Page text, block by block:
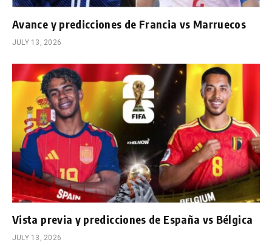
Avance y predicciones de Francia vs Marruecos
JULY 13, 2026
Vista previa y predicciones de España vs Bélgica
JULY 13, 2026